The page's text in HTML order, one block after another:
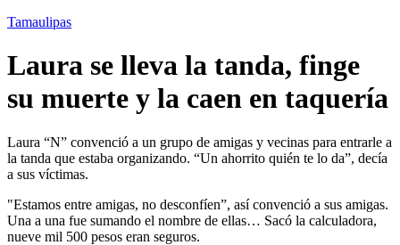
Tamaulipas
Laura se lleva la tanda, finge
su muerte y la caen en taquería
Laura “N” convenció a un grupo de amigas y vecinas para entrarle a
la tanda que estaba organizando. “Un ahorrito quién te lo da”, decía
a sus víctimas.
"Estamos entre amigas, no desconfíen”, así convenció a sus amigas.
Una a una fue sumando el nombre de ellas… Sacó la calculadora,
nueve mil 500 pesos eran seguros.